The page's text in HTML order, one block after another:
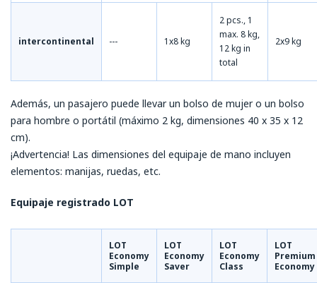
intercontinental --- 1x8 kg
2 pcs., 1
max. 8 kg,
12 kg in
total
2x9 kg
Además, un pasajero puede llevar un bolso de mujer o un bolso
para hombre o portátil (máximo 2 kg, dimensiones 40 x 35 x 12
cm).
¡Advertencia! Las dimensiones del equipaje de mano incluyen
elementos: manijas, ruedas, etc.
Equipaje registrado LOT
LOT
Economy
Simple
LOT
Economy
Saver
LOT
Economy
Class
LOT
Premium
Economy